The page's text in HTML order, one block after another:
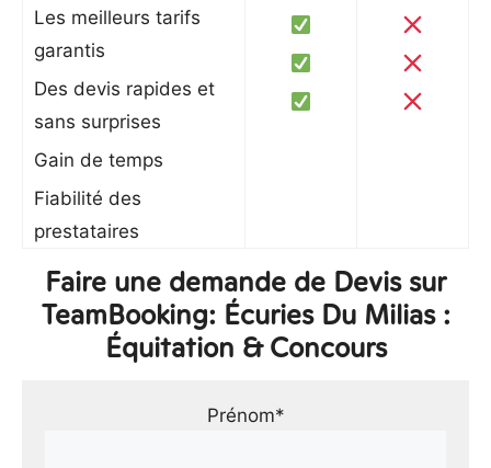
Les meilleurs tarifs
garantis
Des devis rapides et
sans surprises
Gain de temps
Fiabilité des
prestataires
Faire une demande de Devis sur
TeamBooking: Écuries Du Milias :
Équitation & Concours
Prénom*